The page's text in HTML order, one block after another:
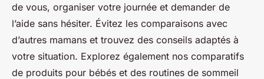
de vous, organiser votre journée et demander de
l’aide sans hésiter. Évitez les comparaisons avec
d’autres mamans et trouvez des conseils adaptés à
votre situation. Explorez également nos comparatifs
de produits pour bébés et des routines de sommeil